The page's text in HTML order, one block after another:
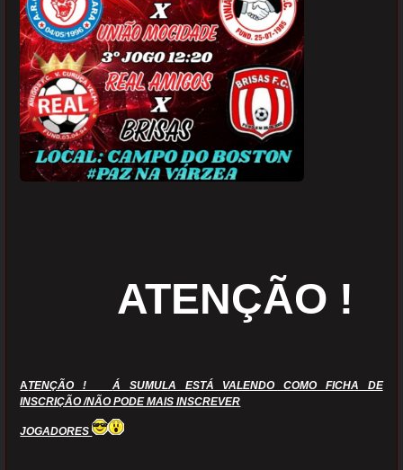
ATENÇÃO !
ATENÇÃO !Á SUMULA ESTÁ VALENDO COMO FICHA DE
INSCRIÇÃO /NÃO PODE MAIS INSCREVER
JOGADORES